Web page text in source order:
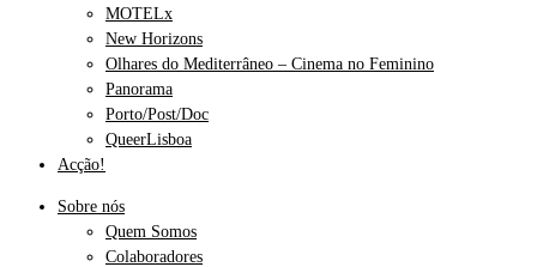
MOTELx
New Horizons
Olhares do Mediterrâneo – Cinema no Feminino
Panorama
Porto/Post/Doc
QueerLisboa
Acção!
Sobre nós
Quem Somos
Colaboradores